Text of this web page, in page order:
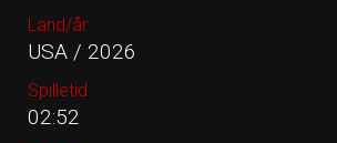
Land/år
USA / 2026
Spilletid
02:52